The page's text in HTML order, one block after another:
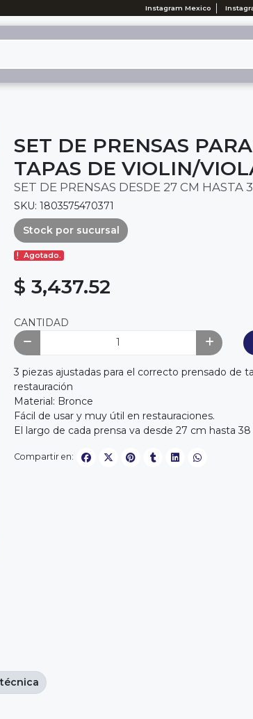
Instagram Mexico
SET DE PRENSAS
TAPAS DE VIOLIN/
SET DE PRENSAS DESDE 27 CM HASTA
SKU: 1803575470371
Stock por sucursal
Agotado.
$ 3,437.52
CANTIDAD
3 piezas ajustadas para el correcto prensado de
restauración
Material: Bronce
Fácil de usar y muy útil en restauraciones.
El largo de cada prensa va desde 27 cm hasta
Compartir en: